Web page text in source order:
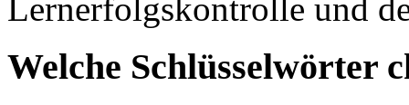
Lernerfolgskontrolle und
Welche Schlüsselwörter